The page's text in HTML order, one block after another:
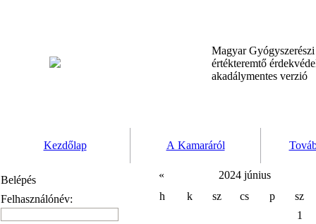
Magyar
értékteremtő
akadálymentes verzió
Kezdőlap A Kamaráról
Belépés
Felhasználónév:
«
2024 június
h
k sz cs p
sz
1